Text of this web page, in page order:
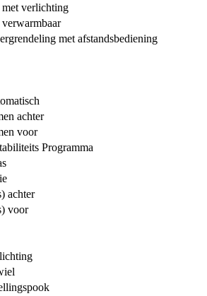
verlichting
met afstandsbediening
achter
voor
Programma
achter
voor